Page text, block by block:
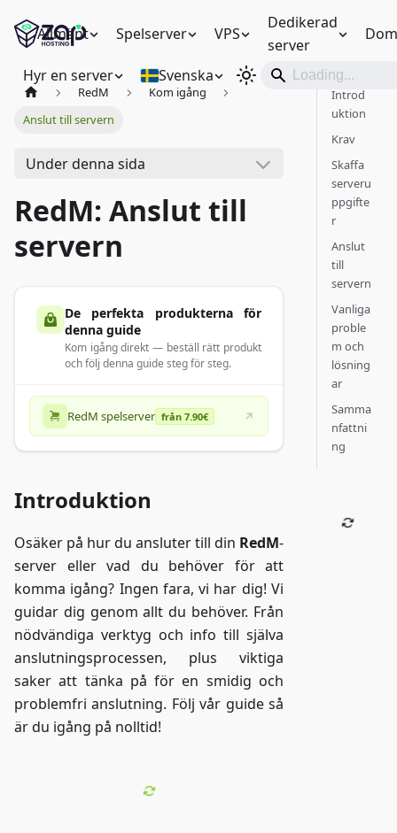
Allmänt Spelserver VPS
Dedikerad
server
Hyr en server Svenska
RedM
Kom igång
Anslut till servern
Under denna sida
RedM: Anslut till
servern
De perfekta produkterna för
denna guide
Kom igång direkt — beställ rätt produkt
och följ denna guide steg för steg.
RedM spelserver från 7.90€
Introduktion
Osäker på hur du ansluter till din RedM-
server eller vad du behöver för att
komma igång? Ingen fara, vi har dig! Vi
guidar dig genom allt du behöver. Från
nödvändiga verktyg och info till själva
anslutningsprocessen, plus viktiga
saker att tänka på för en smidig och
problemfri anslutning. Följ vår guide så
är du igång på nolltid!
Introd
uktion
Krav
Skaffa
serveru
ppgifte
r
Anslut
till
servern
Vanliga
proble
m och
lösning
ar
Samma
nfattni
ng